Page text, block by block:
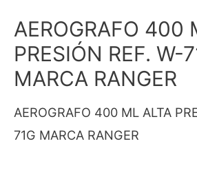
AEROGRAFO 400
PRESIÓN REF. W-
MARCA RANGER
AEROGRAFO 400 ML ALTA
71G MARCA RANGER